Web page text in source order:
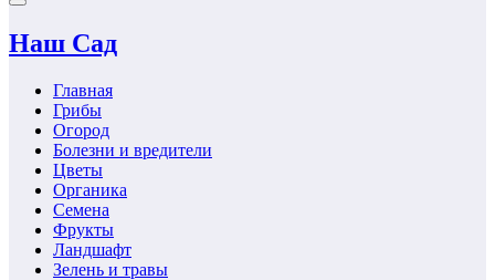
Наш Сад
Главная
Грибы
Огород
Болезни и вредители
Цветы
Органика
Семена
Фрукты
Ландшафт
Зелень и травы